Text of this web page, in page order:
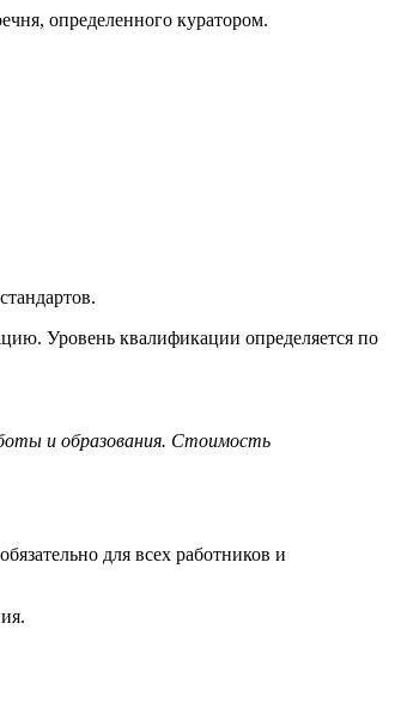
определенного куратором.
Уровень квалификации определяется по
и образования. Стоимость
для всех работников и